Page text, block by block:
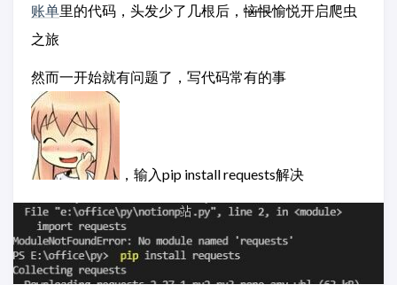
账单里的代码，头发少了几根后，恼恨愉悦开启爬虫
之旅
然而一开始就有问题了，写代码常有的事
，输入pip install requests解决